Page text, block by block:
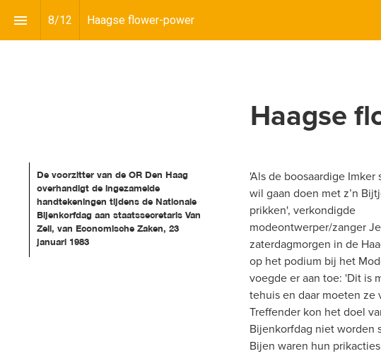
8/12 Haagse flower-power
Haagse
De voorzitter van de OR Den Haag
overhandigt de ingezamelde
handtekeningen tijdens de Nationale
Bijenkorfdag aan staatssecretaris Van
Zeil, van Economische Zaken, 23
januari 1983
'Als de boosaardige Imker
wil gaan doen met z’n
prikken', verkondigde
modeontwerper/zanger
zaterdagmorgen in de
op het podium bij het
voegde er aan toe: 'Dit is
tehuis en daar moeten ze
Treffender kon het doel
Bijenkorfdag niet worden
Bijen waren hun